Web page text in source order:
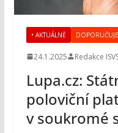
• AKTUÁLNĚ
24.1.2025 Redakce
Lupa.cz:
poloviční
v soukromé